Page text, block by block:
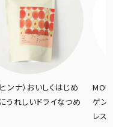
（マウントハー
ーガニック カフェイン
スタントコーヒー 50g
ズパ
ーラ